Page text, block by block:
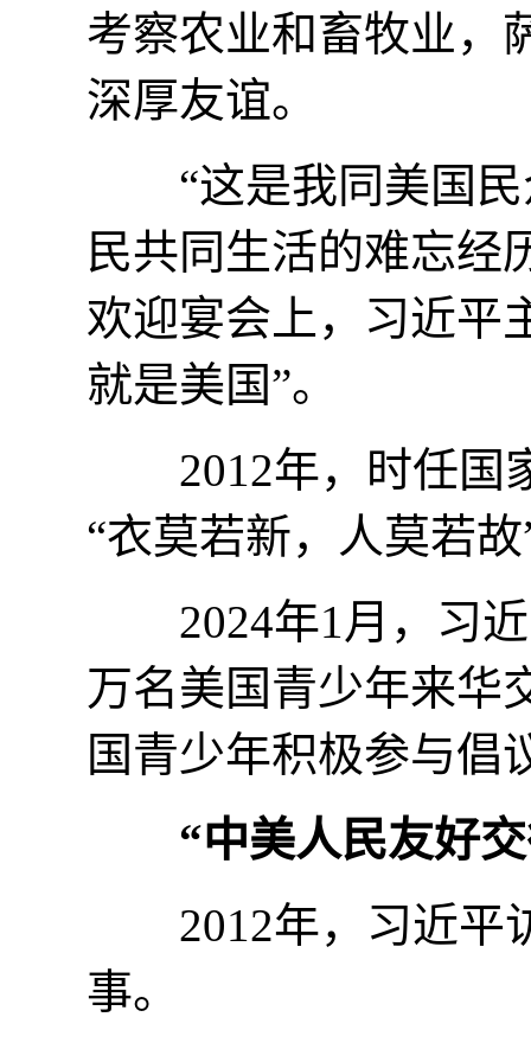
考察农业和畜牧业，
深厚友谊。
“这是我同美国民
民共同生活的难忘经
欢迎宴会上，习近平
就是美国”。
2012年，时任国
“衣莫若新，人莫若
2024年1月，习近
万名美国青少年来华
国青少年积极参与倡
“中美人民友好
2012年，习近平访
事。